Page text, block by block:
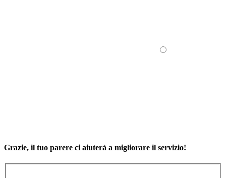
Grazie, il tuo parere ci aiuterà a migliorare il servizio!